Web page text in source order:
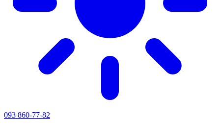
093 860-77-82